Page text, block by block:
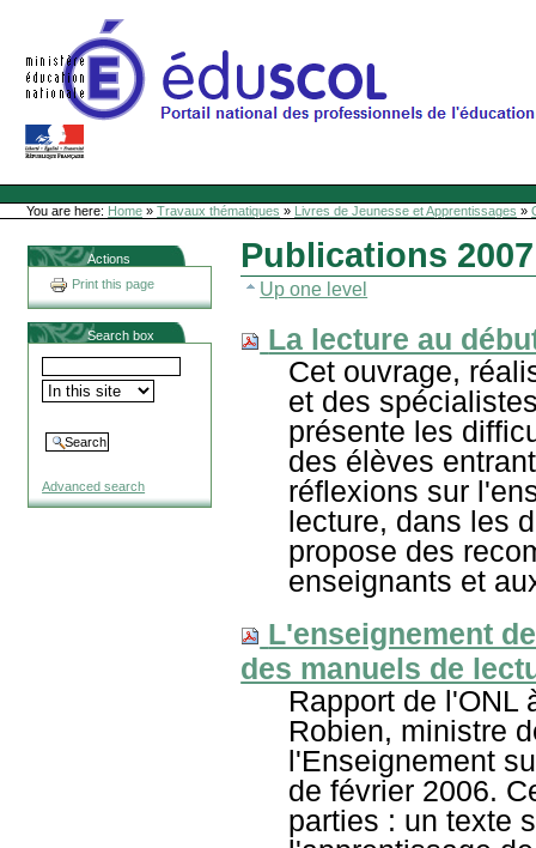
Site Web de l'ONL
Sections
Personal
toolsYou are here: Home » Travaux thématiques » Livres de Jeunesse et Apprentissages »
Actions
Print this page
Search box
Advanced search
Publications 2007
Up one level
La lecture au
Cet ouvrage,
et des
présente les
des élèves
réflexions sur
lecture, dans les
propose des
enseignants et
L'enseignement
des manuels de
Rapport de l'ONL
Robien, ministre
l'Enseignement
de février 2006.
parties : un texte